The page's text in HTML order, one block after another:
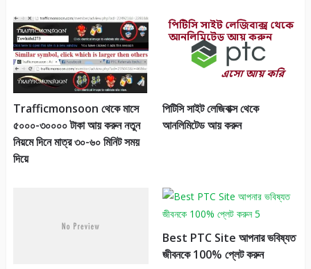
Trafficmonsoon থেকে মাসে
৫০০০-৩০০০০ টাকা আয় করুন নতুন
নিয়মে দিনে মাত্র ৩০-৬০ মিনিট সময়
দিয়ে
পিটিসি সাইট লেজিবাক্স থেকে
আনলিমিটেড আয় করুন
Best PTC Site আপনার ভবিষ্যত
জীবনকে 100% প্লেট করুন